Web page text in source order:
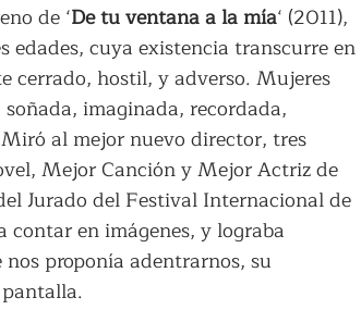
de ‘De tu ventana a la mía‘ (2011),
edades, cuya existencia transcurre en
cerrado, hostil, y adverso. Mujeres
imaginada, recordada,
al mejor nuevo director, tres
Mejor Canción y Mejor Actriz de
Jurado del Festival Internacional de
en imágenes, y lograba
proponía adentrarnos, su